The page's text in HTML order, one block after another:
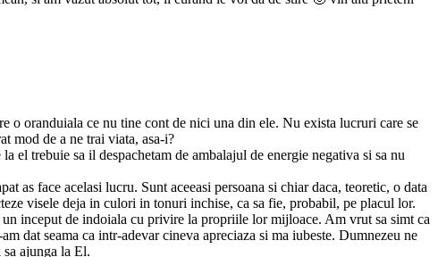
oranduiala ce nu tine cont de nici una din ele. Nu exista lucruri care se
mod de a ne trai viata, asa-i?
el trebuie sa il despachetam de ambalajul de energie negativa si sa nu
as face acelasi lucru. Sunt aceeasi persoana si chiar daca, teoretic, o data
visele deja in culori in tonuri inchise, ca sa fie, probabil, pe placul lor.
inceput de indoiala cu privire la propriile lor mijloace. Am vrut sa simt ca
dat seama ca intr-adevar cineva apreciaza si ma iubeste. Dumnezeu ne
ajunga la El.